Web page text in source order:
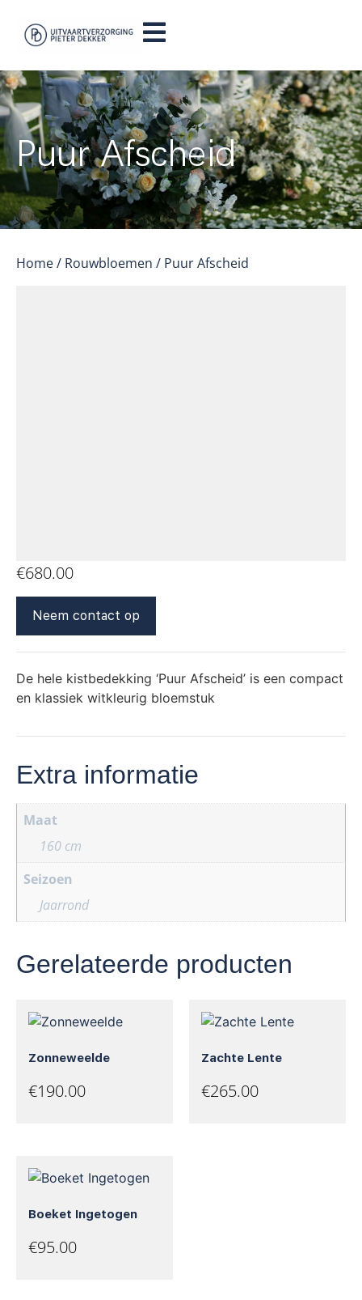
Puur Afscheid
Home/ Rouwbloemen / Puur Afscheid
€680.00
Neem contact op
De hele kistbedekking ‘Puur Afscheid’ is een compact
en klassiek witkleurig bloemstuk
Extra informatie
Maat
160 cm
Seizoen
Jaarrond
Gerelateerde producten
Zonneweelde
€190.00
Zachte Lente
€265.00
Boeket Ingetogen
€95.00